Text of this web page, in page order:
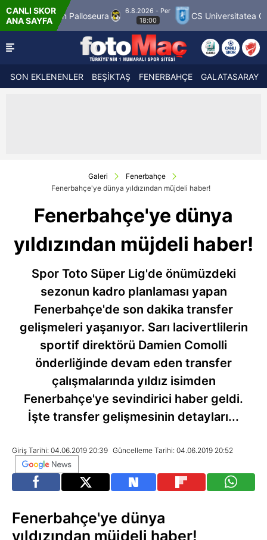
CANLI SKOR
ANA SAYFA
6.8.2026 - Per
18:00
CS Universitatea Craiova 1948 FC Inter
SON EKLENENLER BEŞİKTAŞ FENERBAHÇE GALATASARAY
Galeri
Fenerbahçe
Fenerbahçe'ye dünya yıldızından müjdeli haber!
Fenerbahçe'ye dünya
yıldızından müjdeli haber!
Spor Toto Süper Lig'de önümüzdeki
sezonun kadro planlaması yapan
Fenerbahçe'de son dakika transfer
gelişmeleri yaşanıyor. Sarı lacivertlilerin
sportif direktörü Damien Comolli
önderliğinde devam eden transfer
çalışmalarında yıldız isimden
Fenerbahçe'ye sevindirici haber geldi.
İşte transfer gelişmesinin detayları...
Giriş Tarihi: 04.06.2019 20:39 Güncelleme Tarihi: 04.06.2019 20:52
Fenerbahçe'ye dünya
yıldızından müjdeli haber!